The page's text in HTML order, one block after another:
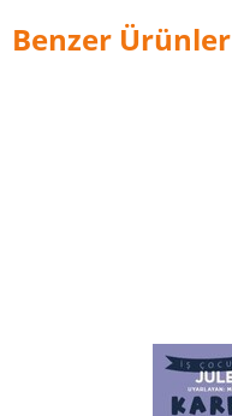
Benzer Ürünler